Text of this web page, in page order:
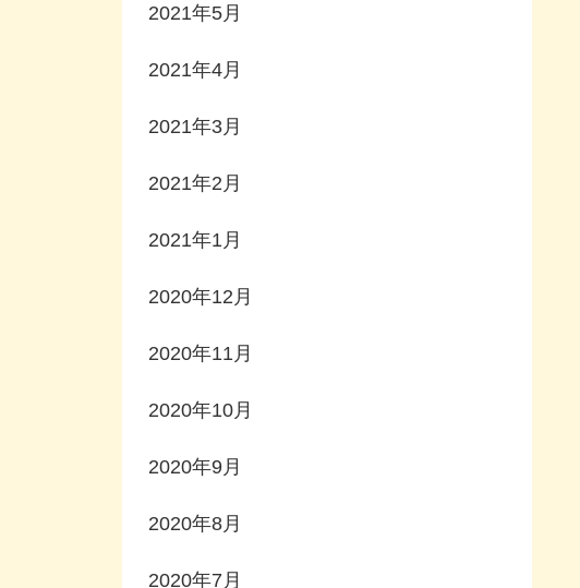
2021年5月
2021年4月
2021年3月
2021年2月
2021年1月
2020年12月
2020年11月
2020年10月
2020年9月
2020年8月
2020年7月